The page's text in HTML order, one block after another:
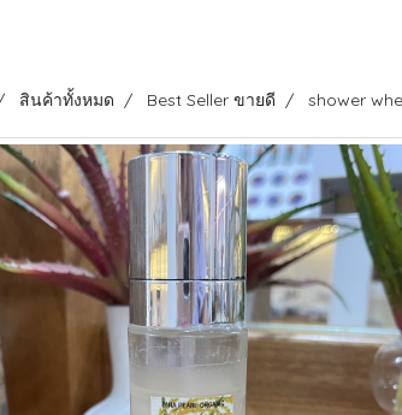
สินค้าทั้งหมด Best Seller ขายดี shower